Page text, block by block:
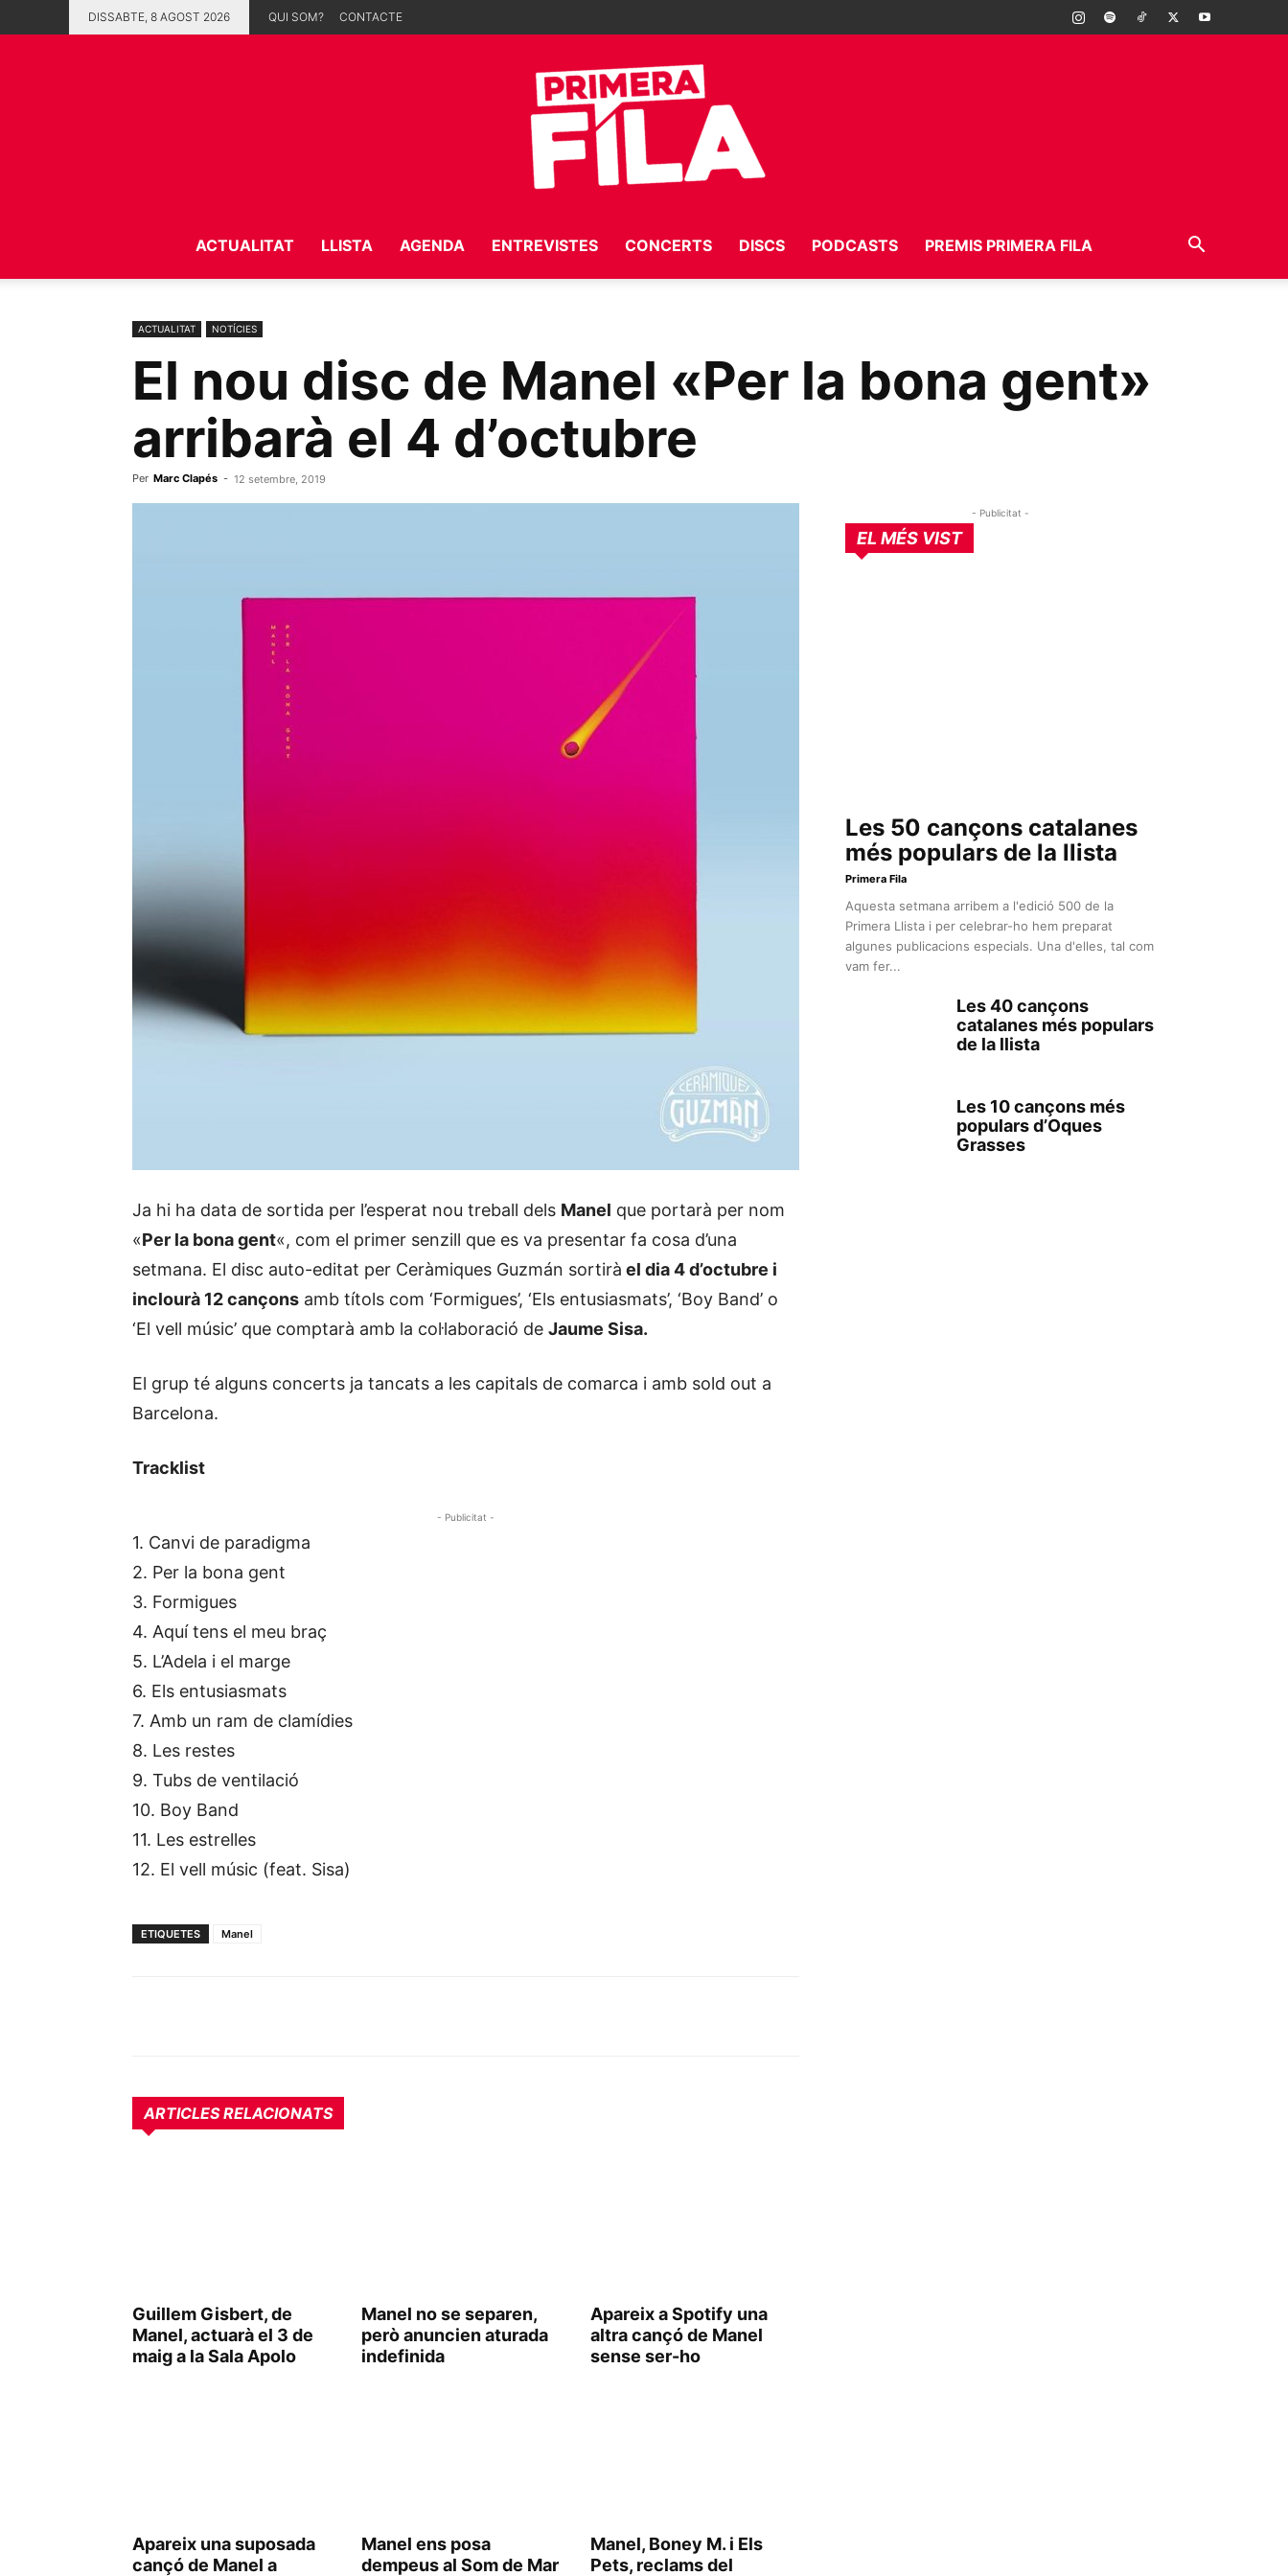
DISSABTE, 8 AGOST 2026 QUI SOM? CONTACTE
Fila
ACTUALITAT LLISTA AGENDA ENTREVISTES CONCERTS DISCS PODCASTS PREMIS PRIMERA FILA
ACTUALITAT NOTÍCIES
El nou disc de Manel «Per la bona gent»
arribarà el 4 d’octubre
Per Marc Clapés - 12 setembre, 2019
Ja hi ha data de sortida per l’esperat nou treball dels Manel que portarà per nom
«Per la bona gent«, com el primer senzill que es va presentar fa cosa d’una
setmana. El disc auto-editat per Ceràmiques Guzmán sortirà el dia 4 d’octubre i
inclourà 12 cançons amb títols com ‘Formigues’, ‘Els entusiasmats’, ‘Boy Band’ o
‘El vell músic’ que comptarà amb la col·laboració de Jaume Sisa.
El grup té alguns concerts ja tancats a les capitals de comarca i amb sold out a
Barcelona.
Tracklist
- Publicitat -
1. Canvi de paradigma
2. Per la bona gent
3. Formigues
4. Aquí tens el meu braç
5. L’Adela i el marge
6. Els entusiasmats
7. Amb un ram de clamídies
8. Les restes
9. Tubs de ventilació
10. Boy Band
11. Les estrelles
12. El vell músic (feat. Sisa)
ETIQUETES Manel
ARTICLES RELACIONATS
Guillem Gisbert, de
Manel, actuarà el 3 de
maig a la Sala Apolo
Manel no se separen,
però anuncien aturada
indefinida
Apareix a Spotify una
altra cançó de Manel
sense ser-ho
Apareix una suposada
cançó de Manel a
Manel ens posa
dempeus al Som de Mar
Manel, Boney M. i Els
Pets, reclams del
- Publicitat -
EL MÉS VIST
Les 50 cançons catalanes
més populars de la llista
Primera Fila
Aquesta setmana arribem a l'edició 500 de la
Primera Llista i per celebrar-ho hem preparat
algunes publicacions especials. Una d'elles, tal com
vam fer...
Les 40 cançons
catalanes més populars
de la llista
Les 10 cançons més
populars d’Oques
Grasses